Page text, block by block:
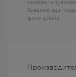
стоимость
Внешний вид
фотографии